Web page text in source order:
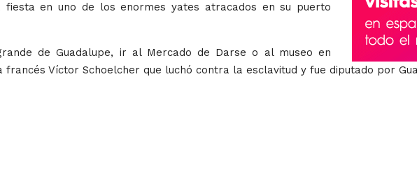
fiesta en uno de los enormes yates atracados en su puerto
de Guadalupe, ir al Mercado de Darse o al museo en
francés Víctor Schoelcher que luchó contra la esclavitud y fue diputado por